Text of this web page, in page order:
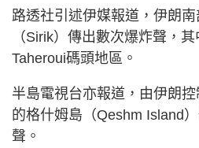
路透社引述伊媒報道，伊朗
（Sirik）傳出數次爆炸聲，
Taheroui碼頭地區。
半島電視台亦報道，由伊朗
的格什姆島（Qeshm Island
聲。